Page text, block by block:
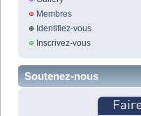
Membres
Identifiez-vous
Inscrivez-vous
Soutenez-nous